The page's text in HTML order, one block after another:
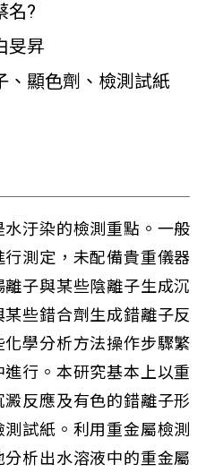
名?
旻昇
、顯色劑、檢測試紙
汙染的檢測重點。一般
測定，未配備貴重儀器
子與某些陰離子生成沉
些錯合劑生成錯離子反
學分析方法操作步驟繁
行。本研究基本上以重
反應及有色的錯離子形
試紙。利用重金屬檢測
析出水溶液中的重金屬